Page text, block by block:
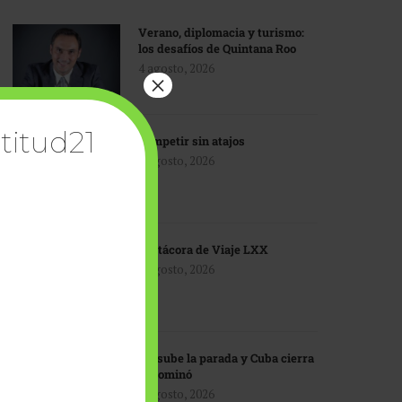
Verano, diplomacia y turismo:
los desafíos de Quintana Roo
4 agosto, 2026
Competir sin atajos
4 agosto, 2026
Bitácora de Viaje LXX
3 agosto, 2026
EU sube la parada y Cuba cierra
el dominó
3 agosto, 2026
×